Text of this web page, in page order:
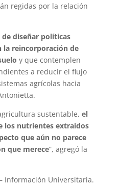
regidas por la relación
de diseñar políticas
la reincorporación de
y que contemplen
a reducir el flujo
agrícolas hacia
sustentable, el
los nutrientes extraídos
que aún no parece
que merece”, agregó la
Información Universitaria.